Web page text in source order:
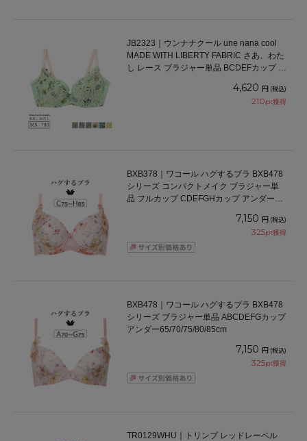
JB2323｜ウンナナクール une nana cool
MADE WITH LIBERTY FABRIC さあ、わた
し レース ブラジャー単品 BCDEFカップ ア
4,620 円 (税込)
210pt獲得
BXB378｜ワコール ハグするブラ BXB478
シリーズ コンパクトメイク ブラジャー単
品 フルカップ CDEFGHカップ アンダー
7,150 円 (税込)
325pt獲得
BXB478｜ワコール ハグするブラ BXB478
シリーズ ブラジャー単品 ABCDEFGカップ
アンダー65/70/75/80/85cm
7,150 円 (税込)
325pt獲得
TR0129WHU｜トリンプ レッドレーベル